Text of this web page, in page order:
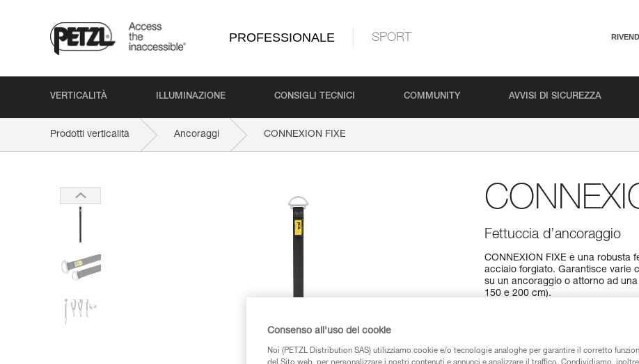
PROFESSIONALE SPORT
VERTICALITÀ ILLUMINAZIONE CONSIGLI TECNICI COMMUNITY AVVISI DI SICUREZZA
Prodotti verticalità Ancoraggi CONNEXION FIXE
Fettuccia d’ancoraggio
CONNEXION FIXE è una robusta
acciaio forgiato. Garantisce varie
su un ancoraggio o attorno ad
150 e 200 cm).
Consenso all'uso dei cookie
Noi (PETZL Distribution SAS) utilizziamo cookie e/o tecnologie analoghe per garantire il corretto